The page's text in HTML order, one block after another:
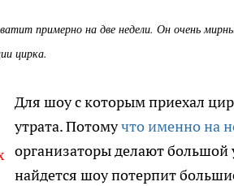
примерно на две недели. Он очень
цирка.
Для шоу с которым приехал
утрата. Потомучто именно на
организаторы делают большой
найдется шоу потерпит